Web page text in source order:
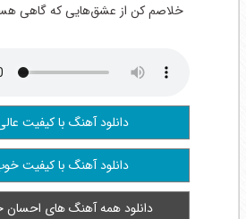
خلاصم کن از عشق‌هایی‌ که گاهی‌
دانلود آهنگ با کیفیت عالی
دانلود آهنگ با کیفیت خوب
دانلود همه آهنگ های احسان